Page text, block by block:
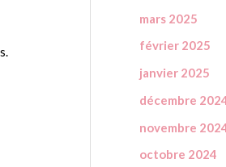
mars 2025
février 2025
janvier 2025
décembre
novembre
octobre 2024